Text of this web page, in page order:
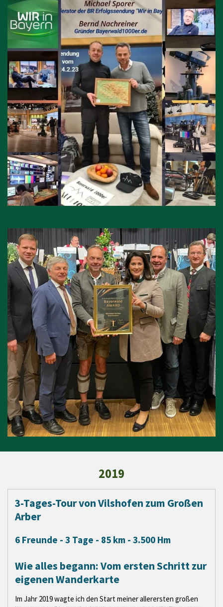
2019
3-Tages-Tour von Vilshofen zum Großen
Arber
6 Freunde - 3 Tage - 85 km - 3.500 Hm
Wie alles begann: Vom ersten Schritt zur
eigenen Wanderkarte
Im Jahr 2019 wagte ich den Start meiner allerersten großen